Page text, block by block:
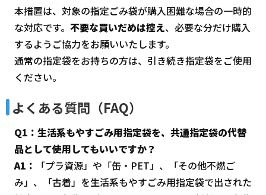
本措置は、対象の指定ごみ袋が購入困難な場合の一時的
な対応です。 不要な買いだめは控え、必要な分だけ購入
するようご協力をお願いいたします。
通常の指定袋をお持ちの方は、引き続き指定袋をご使用
ください。
よくある質問（FAQ）
Q1：生活系もやすごみ用指定袋を、共通指定袋の代替
品として使用してもいいですか？
A1：
「プラ資源」や「缶・PET」、「その他不燃ご
み」、「古着」を生活系もやすごみ用指定袋で出された